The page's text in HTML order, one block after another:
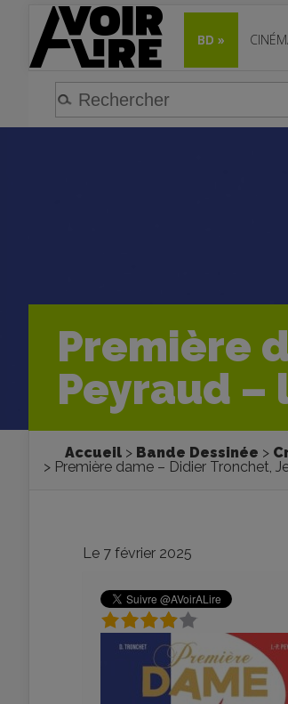
BD »
Première
Peyraud –
Accueil Bande Dessinée
Première dame – Didier Tronchet,
Le 7 février 2025